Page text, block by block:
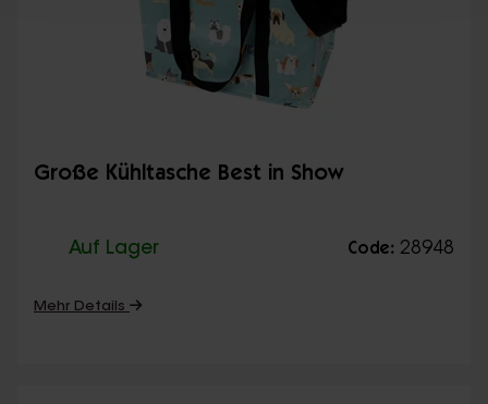
Große Kühltasche Best in Show
Auf Lager Code: 28948
Mehr Details